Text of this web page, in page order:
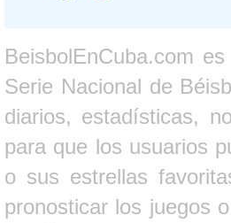
BeisbolEnCuba.com
Serie Nacional de
diarios, estadísticas,
para que los usuarios
o sus estrellas
pronosticar los juegos